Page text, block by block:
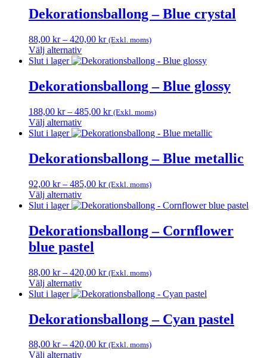
Dekorationsballong – Blue crystal
88,00 kr – 420,00 krPrisintervall:
till
(Exkl. moms)
Välj alternativ
Den
produkten
har
varianter.
De
olika
kan
väljas
på
produktsidan
Slut i lager
Dekorationsballong – Blue glossy
188,00 kr – 485,00 krPrisintervall:
till
(Exkl. moms)
Välj alternativ
Den
produkten
har
varianter.
De
olika
kan
väljas
på
Slut i lager
Dekorationsballong – Blue metallic
92,00 kr – 485,00 krPrisintervall:
till
(Exkl. moms)
Välj alternativ
Den
produkten
har
flera
De
olika
alternativen
kan
väljas
på
Slut i lager
Dekorationsballong – Cornflower
blue pastel
88,00 kr – 420,00 krPrisintervall:
till
(Exkl. moms)
Välj alternativ
Den
produkten
har
varianter.
Slut i lager
Dekorationsballong – Cyan pastel
88,00 kr – 420,00 krPrisintervall:
(Exkl. moms)
Välj alternativ